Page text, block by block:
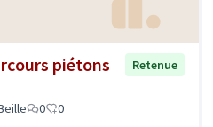
piétons
Retenue
0 0